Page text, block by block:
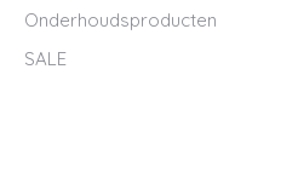
Onderhoudsproducten
SALE